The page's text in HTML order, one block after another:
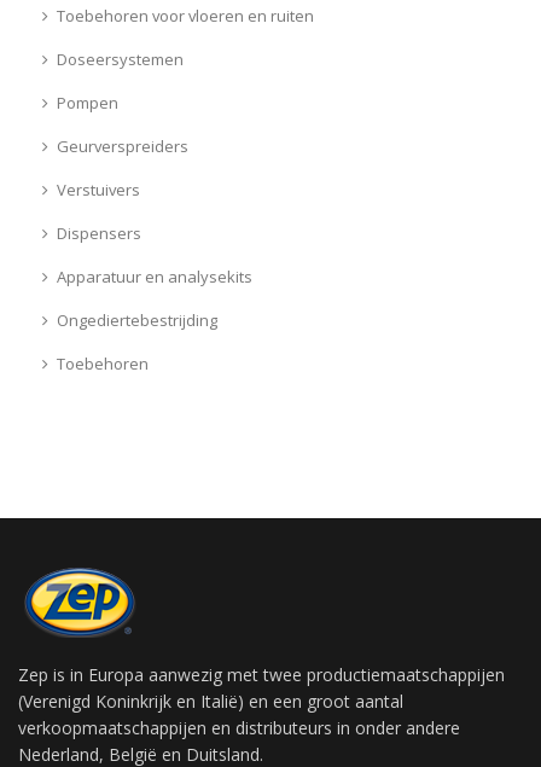
Toebehoren voor vloeren en ruiten
Doseersystemen
Pompen
Geurverspreiders
Verstuivers
Dispensers
Apparatuur en analysekits
Ongediertebestrijding
Toebehoren
Zep is in Europa aanwezig met twee productiemaatschappijen
(Verenigd Koninkrijk en Italië) en een groot aantal
verkoopmaatschappijen en distributeurs in onder andere
Nederland, België en Duitsland.